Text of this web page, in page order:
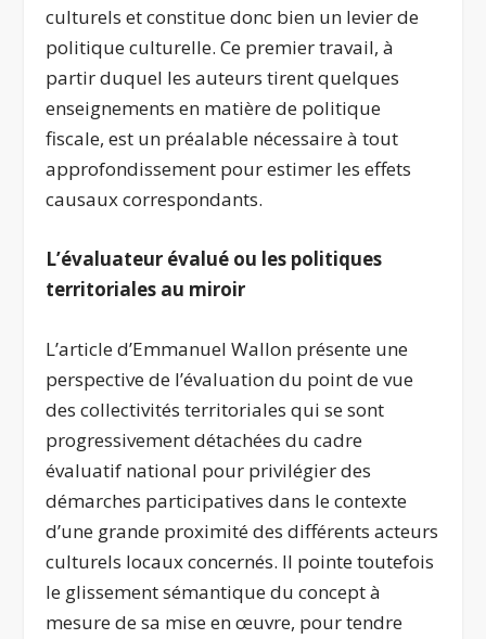
culturels et constitue donc bien un levier de
politique culturelle. Ce premier travail, à
partir duquel les auteurs tirent quelques
enseignements en matière de politique
fiscale, est un préalable nécessaire à tout
approfondissement pour estimer les effets
causaux correspondants.
L’évaluateur évalué ou les politiques
territoriales au miroir
L’article d’Emmanuel Wallon présente une
perspective de l’évaluation du point de vue
des collectivités territoriales qui se sont
progressivement détachées du cadre
évaluatif national pour privilégier des
démarches participatives dans le contexte
d’une grande proximité des différents acteurs
culturels locaux concernés. Il pointe toutefois
le glissement sémantique du concept à
mesure de sa mise en œuvre, pour tendre